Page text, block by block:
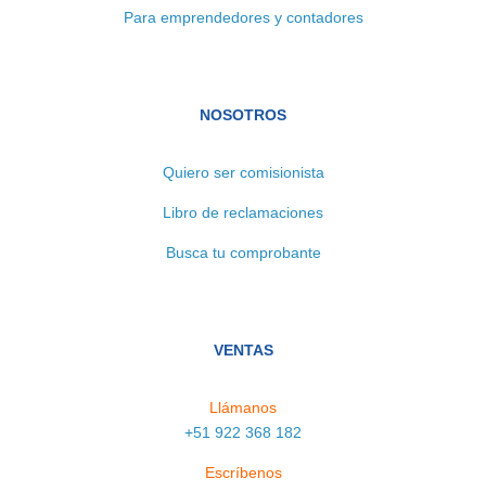
Para emprendedores y contadores
NOSOTROS
Quiero ser comisionista
Libro de reclamaciones
Busca tu comprobante
VENTAS
Llámanos
+51 922 368 182
Escríbenos